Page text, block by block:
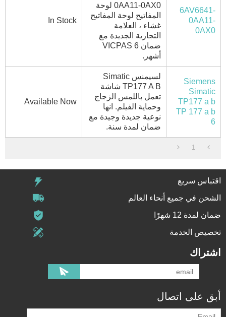
6AV6641-
0AA11-
0AX0
0AA11-0AX0 لوحة
المفاتيح لوحة المفاتيح
غشاء ، العلامة
التجارية الجديدة مع
ضمان VICPAS 6
أشهر.
In Stock
Siemens
Simatic
TP177 a b
TP 177 a b
6
لسيمنس Simatic
TP177 A B شاشة
تعمل باللمس الزجاج
وحماية الفيلم. انها
نوعية جديدة وجيدة مع
ضمان لمدة سنة.
Available Now
1
اقتباس سريع
الشحن في جميع أنحاء العالم
ضمان لمدة 12 شهرًا
تخصيص الخدمة
اشتراك
أبق على اتصال